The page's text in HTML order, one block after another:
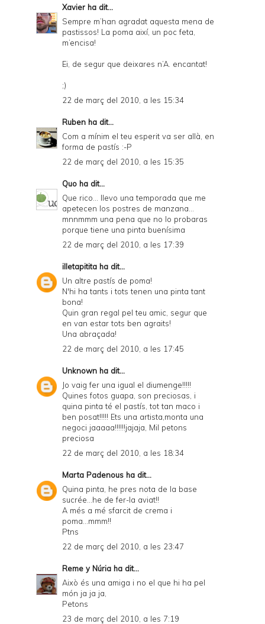
Xavier ha dit...
Sempre m’han agradat aquesta mena de
pastissos! La poma així, un poc feta,
m’encisa!
Ei, de segur que deixares n’A. encantat!
;)
22 de març del 2010, a les 15:34
Ruben ha dit...
Com a mínim el teu esperit va ser allà, en
forma de pastís :-P
22 de març del 2010, a les 15:35
Quo ha dit...
Que rico... llevo una temporada que me
apetecen los postres de manzana...
mnnmmm una pena que no lo probaras
porque tiene una pinta buenísima
22 de març del 2010, a les 17:39
illetapitita ha dit...
Un altre pastís de poma!
N'hi ha tants i tots tenen una pinta tant
bona!
Quin gran regal pel teu amic, segur que
en van estar tots ben agraits!
Una abraçada!
22 de març del 2010, a les 17:45
Unknown ha dit...
Jo vaig fer una igual el diumenge!!!!!
Quines fotos guapa, son preciosas, i
quina pinta té el pastís, tot tan maco i
ben posat!!!!! Ets una artista,monta una
negoci jaaaaa!!!!!!jajaja, Mil petons
preciosa
22 de març del 2010, a les 18:34
Marta Padenous ha dit...
Quina pinta, he pres nota de la base
sucrée...he de fer-la aviat!!
A més a mé sfarcit de crema i
poma...mmm!!
Ptns
22 de març del 2010, a les 23:47
Reme y Núria ha dit...
Això és una amiga i no el que hi ha pel
món ja ja ja,
Petons
23 de març del 2010, a les 7:19